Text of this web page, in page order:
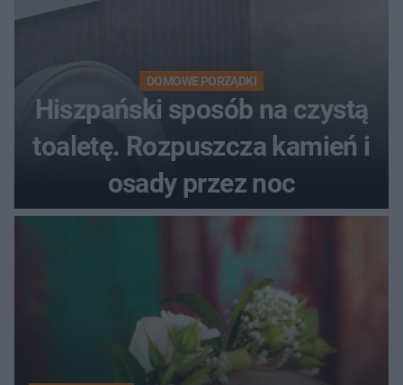
DOMOWE PORZĄDKI
Hiszpański sposób na czystą
toaletę. Rozpuszcza kamień i
osady przez noc